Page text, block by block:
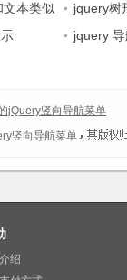
示
本类似
jquery树
单展示
jquery
jQuery竖向导航菜单
竖向导航菜单
绍